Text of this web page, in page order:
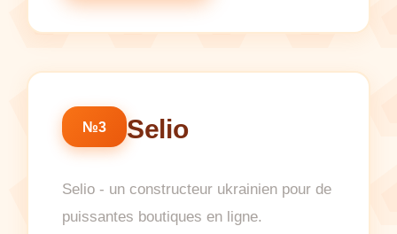
№3 Selio
Selio - un constructeur ukrainien pour de
puissantes boutiques en ligne.